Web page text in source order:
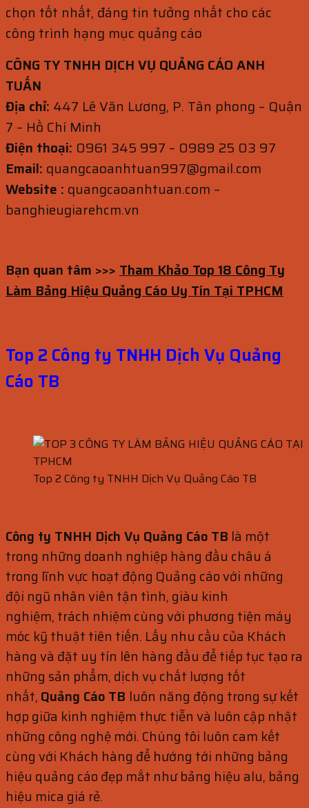
chọn tốt nhất, đáng tin tưởng nhất cho các
công trình hạng mục quảng cáo
CÔNG TY TNHH DỊCH VỤ QUẢNG CÁO ANH
TUẤN
Địa chỉ: 447 Lê Văn Lương, P. Tân phong – Quận
7 – Hồ Chí Minh
Điện thoại: 0961 345 997 – 0989 25 03 97
Email: quangcaoanhtuan997@gmail.com
Website : quangcaoanhtuan.com –
banghieugiarehcm.vn
Bạn quan tâm >>> Tham Khảo Top 18 Công Ty
Làm Bảng Hiệu Quảng Cáo Uy Tín Tại TPHCM
Top 2 Công ty TNHH Dịch Vụ Quảng
Cáo TB
Top 2 Công ty TNHH Dịch Vụ Quảng Cáo TB
Công ty TNHH Dịch Vụ Quảng Cáo TB là một
trong những doanh nghiệp hàng đầu châu á
trong lĩnh vực hoạt động Quảng cáo với những
đội ngũ nhân viên tận tình, giàu kinh
nghiệm, trách nhiệm cùng với phương tiện máy
móc kỹ thuật tiên tiến. Lấy nhu cầu của Khách
hàng và đặt uy tín lên hàng đầu để tiếp tục tạo ra
những sản phẩm, dịch vụ chất lượng tốt
nhất, Quảng Cáo TB luôn năng động trong sự kết
hợp giữa kinh nghiệm thực tiễn và luôn cập nhật
những công nghệ mới. Chúng tôi luôn cam kết
cùng với Khách hàng để hướng tới những bảng
hiệu quảng cáo đẹp mắt như bảng hiệu alu, bảng
hiệu mica giá rẻ.